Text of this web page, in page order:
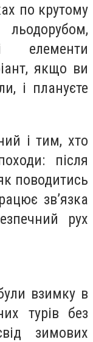
по крутому
елементи
якщо ви
і плануєте
і тим, хто
після
поводитись
зв’язка
рух
взимку в
турів без
зимових